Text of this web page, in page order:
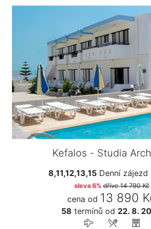
Kefalos - Studia
8,11,12,13,15 Denní zájezd
sleva 6% dříve14 790 Kč
cena od 13 890
58 termínů od 22. 8.